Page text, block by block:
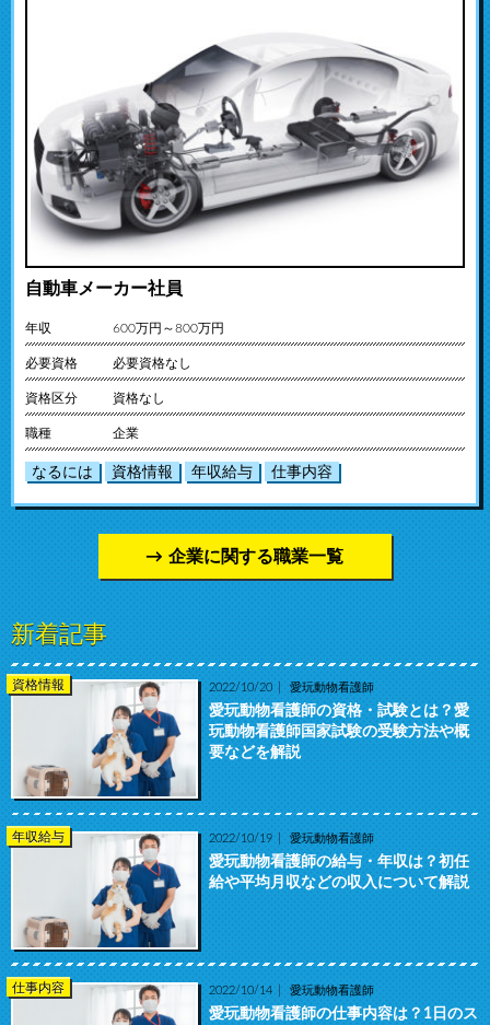
自動車メーカー社員
年収 600万円～800万円
必要資格 必要資格なし
資格区分 資格なし
職種 企業
なるには 資格情報 年収給与 仕事内容
企業に関する職業一覧
新着記事
資格情報 2022/10/20 愛玩動物看護師
愛玩動物看護師の資格・試験とは？愛
玩動物看護師国家試験の受験方法や概
要などを解説
年収給与 2022/10/19 愛玩動物看護師
愛玩動物看護師の給与・年収は？初任
給や平均月収などの収入について解説
仕事内容 2022/10/14 愛玩動物看護師
愛玩動物看護師の仕事内容は？1日のス